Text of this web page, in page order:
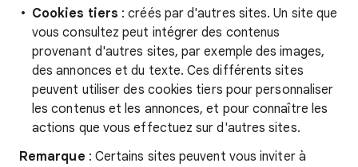
Cookies tiers : créés par d'autres sites. Un site que
vous consultez peut intégrer des contenus
provenant d'autres sites, par exemple des images,
des annonces et du texte. Ces différents sites
peuvent utiliser des cookies tiers pour personnaliser
les contenus et les annonces, et pour connaître les
actions que vous effectuez sur d'autres sites.
Remarque : Certains sites peuvent vous inviter à